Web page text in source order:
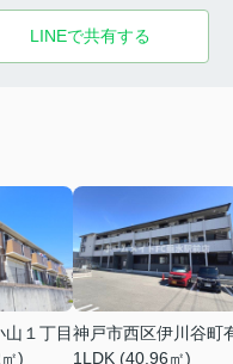
LINEで共有する
１丁目
)
神戸市西区伊川谷町
1LDK (40.96㎡)